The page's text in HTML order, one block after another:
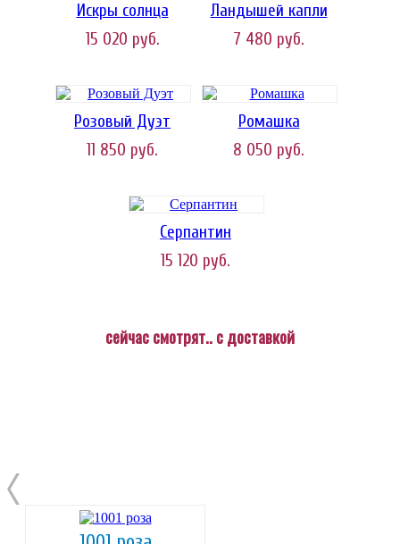
Искры солнца
15 020 руб.
Ландышей капли
7 480 руб.
Розовый Дуэт
11 850 руб.
Ромашка
8 050 руб.
Серпантин
15 120 руб.
сейчас смотрят.. с доставкой